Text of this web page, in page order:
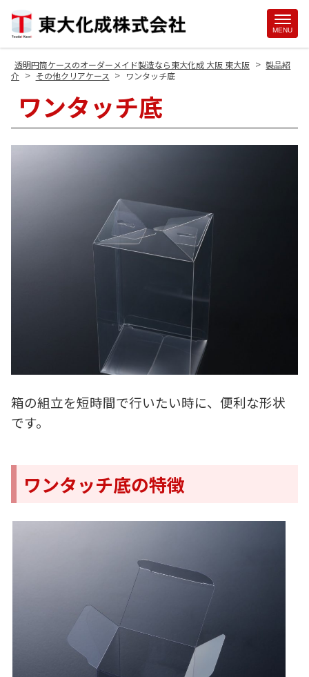
MENU
透明円筒ケースのオーダーメイド製造なら東大化成 大阪 東大阪 > 製品紹
介 > その他クリアケース > ワンタッチ底
ワンタッチ底
箱の組立を短時間で行いたい時に、便利な形状
です。
ワンタッチ底の特徴
Site
Footer